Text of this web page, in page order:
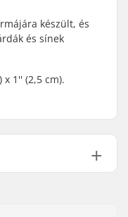
készült, és
és sínek
x 1'' (2,5 cm).